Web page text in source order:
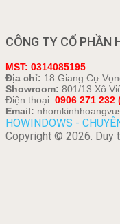
CÔNG TY CỔ PHẦN
MST: 0314085195
Địa chỉ: 18 Giang Cự
Showroom: 801/13 Xô
Điện thoại: 0906 271 232
Email:
HOWINDOWS -
Copyright © 2026. Duy